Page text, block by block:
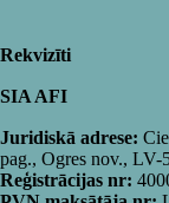
Rekvizīti
SIA AFI
Juridiskā adrese:
pag., Ogres nov., LV-
Reģistrācijas nr: